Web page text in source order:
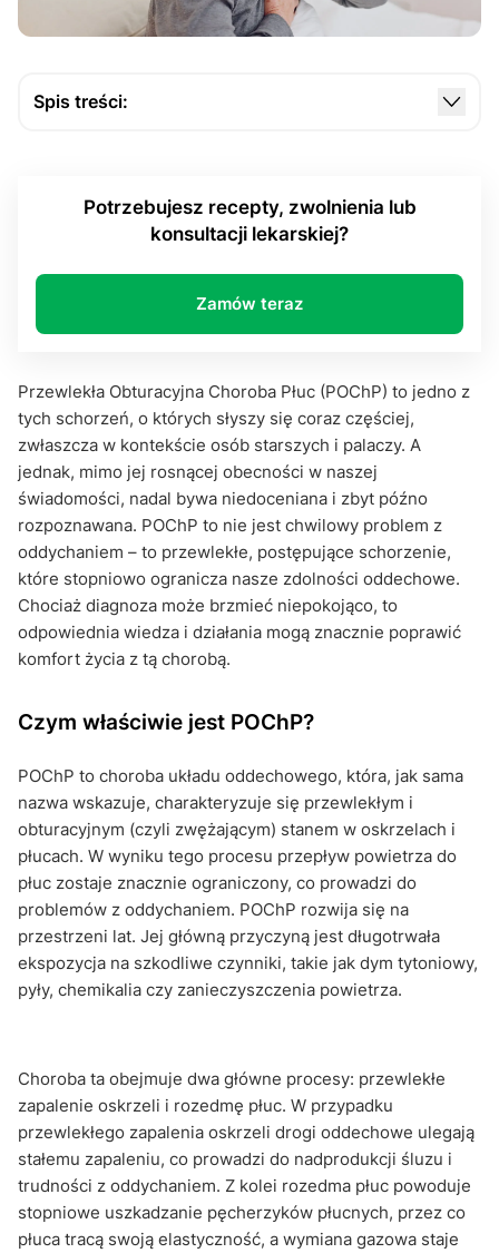
Spis treści:
Jakie są objawy POChP?
Jak wygląda leczenie POChP?
Podsumowanie
Potrzebujesz recepty, zwolnienia lub
konsultacji lekarskiej?
Zamów teraz
Przewlekła Obturacyjna Choroba Płuc (POChP) to jedno z
tych schorzeń, o których słyszy się coraz częściej,
zwłaszcza w kontekście osób starszych i palaczy. A
jednak, mimo jej rosnącej obecności w naszej
świadomości, nadal bywa niedoceniana i zbyt późno
rozpoznawana. POChP to nie jest chwilowy problem z
oddychaniem – to przewlekłe, postępujące schorzenie,
które stopniowo ogranicza nasze zdolności oddechowe.
Chociaż diagnoza może brzmieć niepokojąco, to
odpowiednia wiedza i działania mogą znacznie poprawić
komfort życia z tą chorobą.
Czym właściwie jest POChP?
POChP to choroba układu oddechowego, która, jak sama
nazwa wskazuje, charakteryzuje się przewlekłym i
obturacyjnym (czyli zwężającym) stanem w oskrzelach i
płucach. W wyniku tego procesu przepływ powietrza do
płuc zostaje znacznie ograniczony, co prowadzi do
problemów z oddychaniem. POChP rozwija się na
przestrzeni lat. Jej główną przyczyną jest długotrwała
ekspozycja na szkodliwe czynniki, takie jak dym tytoniowy,
pyły, chemikalia czy zanieczyszczenia powietrza.
Choroba ta obejmuje dwa główne procesy: przewlekłe
zapalenie oskrzeli i rozedmę płuc. W przypadku
przewlekłego zapalenia oskrzeli drogi oddechowe ulegają
stałemu zapaleniu, co prowadzi do nadprodukcji śluzu i
trudności z oddychaniem. Z kolei rozedma płuc powoduje
stopniowe uszkadzanie pęcherzyków płucnych, przez co
płuca tracą swoją elastyczność, a wymiana gazowa staje